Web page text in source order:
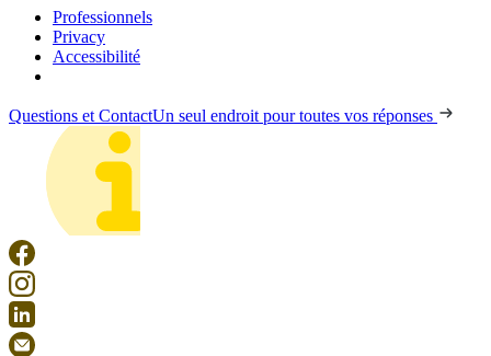
Professionnels
Privacy
Accessibilité
Questions et ContactUn seul endroit pour toutes vos réponses